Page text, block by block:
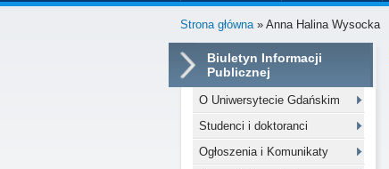
»
»
Strona główna» Anna Halina Wysocka
Biuletyn Informacji
Publicznej
O Uniwersytecie Gdańskim
Studenci i doktoranci
Ogłoszenia i Komunikaty